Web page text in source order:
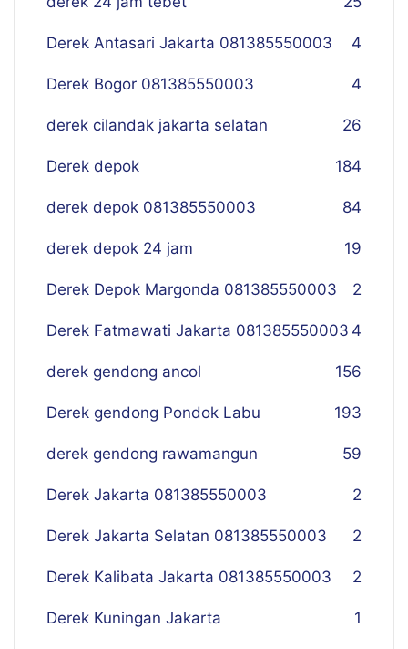
Derek Antasari Jakarta 081385550003 4
Derek Bogor 081385550003 4
derek cilandak jakarta selatan 26
Derek depok 184
derek depok 081385550003 84
derek depok 24 jam 19
Derek Depok Margonda 081385550003 2
Derek Fatmawati Jakarta 081385550003 4
derek gendong ancol 156
Derek gendong Pondok Labu 193
derek gendong rawamangun 59
Derek Jakarta 081385550003 2
Derek Jakarta Selatan 081385550003 2
Derek Kalibata Jakarta 081385550003 2
Derek Kuningan Jakarta 1